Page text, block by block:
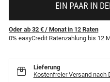
EIN PAAR IN
Oder ab 32 € / Monatin 12 Raten
0% easyCredit Ratenzahlung bis 12
Lieferung
Kostenfreier Versand nach